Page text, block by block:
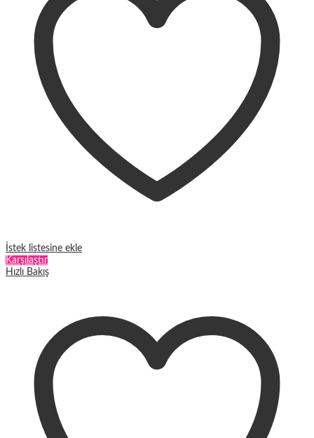
ürün
sayfasından
seçilebilir
İstek listesine ekle
Karşılaştır
Hızlı Bakış